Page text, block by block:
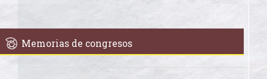
Memorias de congresos